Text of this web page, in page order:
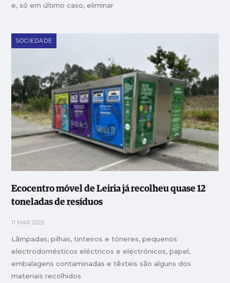
e, só em último caso, eliminar
SOCIEDADE
Ecocentro móvel de Leiria já recolheu quase 12
toneladas de resíduos
11 MAR 2025
Lâmpadas, pilhas, tinteiros e tóneres, pequenos
electrodomésticos eléctricos e electrónicos, papel,
embalagens contaminadas e têxteis são alguns dos
materiais recolhidos